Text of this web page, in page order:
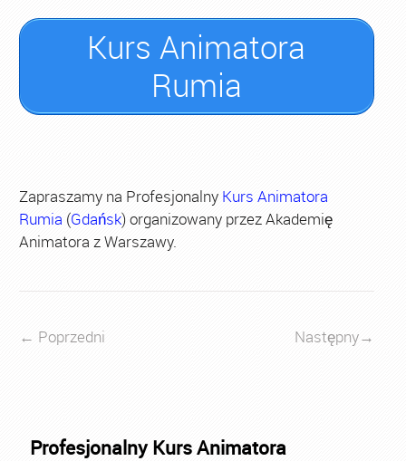
Kurs Animatora
Rumia
Zapraszamy na Profesjonalny Kurs Animatora
Rumia (Gdańsk) organizowany przez Akademię
Animatora z Warszawy.
← Poprzedni Następny→
Profesjonalny Kurs Animatora